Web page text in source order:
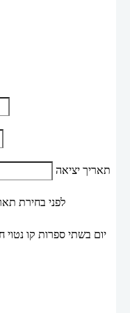
תאריך יציאה
לפני בחירת
יום בשתי ספרות קו נטוי